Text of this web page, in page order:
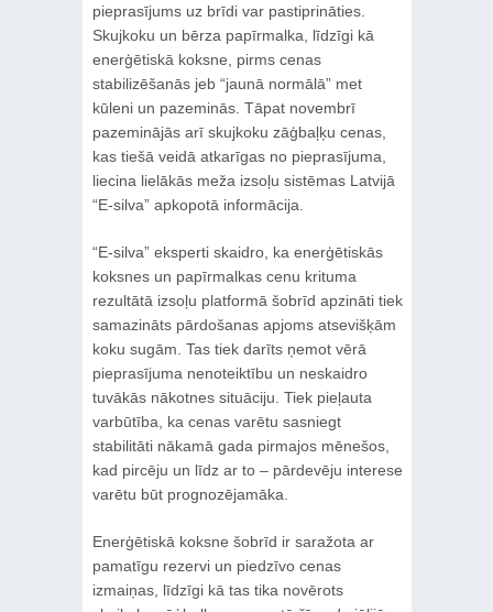
pieprasījums uz brīdi var pastiprināties.
Skujkoku un bērza papīrmalka, līdzīgi kā
enerģētiskā koksne, pirms cenas
stabilizēšanās jeb “jaunā normālā” met
kūleni un pazeminās. Tāpat novembrī
pazeminājās arī skujkoku zāģbaļķu cenas,
kas tiešā veidā atkarīgas no pieprasījuma,
liecina lielākās meža izsoļu sistēmas Latvijā
“E-silva” apkopotā informācija.
“E-silva” eksperti skaidro, ka enerģētiskās
koksnes un papīrmalkas cenu krituma
rezultātā izsoļu platformā šobrīd apzināti tiek
samazināts pārdošanas apjoms atsevišķām
koku sugām. Tas tiek darīts ņemot vērā
pieprasījuma nenoteiktību un neskaidro
tuvākās nākotnes situāciju. Tiek pieļauta
varbūtība, ka cenas varētu sasniegt
stabilitāti nākamā gada pirmajos mēnešos,
kad pircēju un līdz ar to – pārdevēju interese
varētu būt prognozējamāka.
Enerģētiskā koksne šobrīd ir saražota ar
pamatīgu rezervi un piedzīvo cenas
izmaiņas, līdzīgi kā tas tika novērots